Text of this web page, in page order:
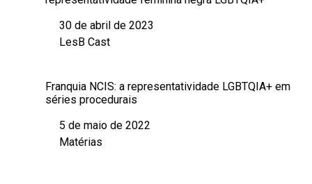
Data
30 de abril de 2023
Em relação a
LesB Cast
Franquia NCIS: a representatividade LGBTQIA+ em
séries procedurais
Data5 de maio de 2022
Em relação a
Matérias